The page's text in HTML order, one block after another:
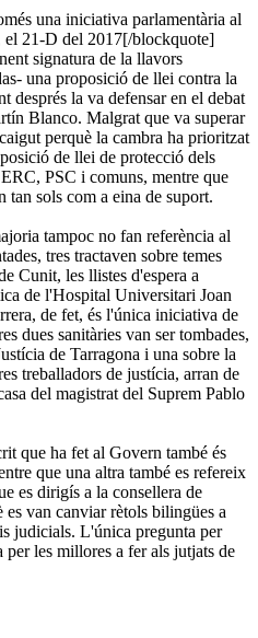
una iniciativa parlamentària al
el 21-D del 2017[/blockquote]
signatura de la llavors
una proposició de llei contra la
després la va defensar en el debat
Blanco. Malgrat que va superar
perquè la cambra ha prioritzat
de llei de protecció dels
PSC i comuns, mentre que
tan sols com a eina de suport.
tampoc no fan referència al
tres tractaven sobre temes
Cunit, les llistes d'espera a
de l'Hospital Universitari Joan
de fet, és l'única iniciativa de
dues sanitàries van ser tombades,
de Tarragona i una sobre la
treballadors de justícia, arran de
del magistrat del Suprem Pablo
que ha fet al Govern també és
que una altra també es refereix
es dirigís a la consellera de
es van canviar rètols bilingües a
judicials. L'única pregunta per
per les millores a fer als jutjats de